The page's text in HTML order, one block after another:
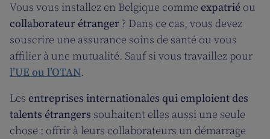
Vous vous installez en Belgique comme expatrié ou
collaborateur étranger ? Dans ce cas, vous devez
souscrire une assurance soins de santé ou vous
affilier à une mutualité. Sauf si vous travaillez pour
l’UE ou l’OTAN.
Les entreprises internationales qui emploient des
talents étrangers souhaitent elles aussi une seule
chose : offrir à leurs collaborateurs un démarrage